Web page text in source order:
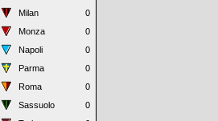
Milan
0
Monza
0
Napoli
0
Parma
0
Roma
0
Sassuolo
0